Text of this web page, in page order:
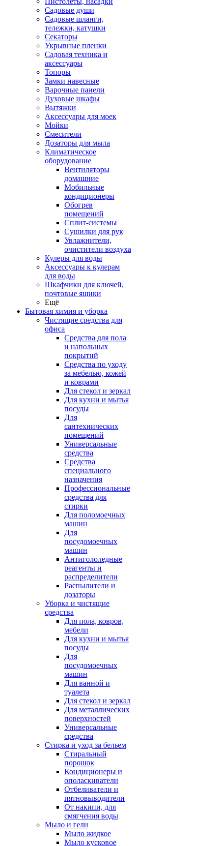
Садовые души
Садовые шланги,
тележки, катушки
Секаторы
Укрывные пленки
Садовая техника и
аксессуары
Топоры
Замки навесные
Варочные панели
Духовые шкафы
Вытяжки
Аксессуары для моек
Мойки
Смесители
Дозаторы для мыла
Климатическое
оборудование
Вентиляторы
домашние
Мобильные
кондиционеры
Обогрев
помещений
Сплит-системы
Сушилки для рук
Увлажнители,
очистители воздуха
Кулеры для воды
Аксессуары к кулерам
для воды
Шкафчики для ключей,
почтовые ящики
Ещё
Бытовая химия и уборка
Чистящие средства для
офиса
Средства для пола
и напольных
покрытий
Средства по уходу
за мебелью, кожей
и коврами
Для стекол и зеркал
Для кухни и мытья
посуды
Для
сантехнических
помещений
Универсальные
средства
Средства
специального
назначения
Профессиональные
средства для
стирки
Для поломоечных
машин
Для
посудомоечных
машин
Антигололедные
реагенты и
распределители
Распылители и
дозаторы
Уборка и чистящие
средства
Для пола, ковров,
мебели
Для кухни и мытья
посуды
Для
посудомоечных
машин
Для ванной и
туалета
Для стекол и зеркал
Для металлических
поверхностей
Универсальные
средства
Стирка и уход за бельем
Стиральный
порошок
Кондиционеры и
ополаскиватели
Отбеливатели и
пятновыводители
От накипи, для
смягчения воды
Мыло и гели
Мыло жидкое
Мыло кусковое